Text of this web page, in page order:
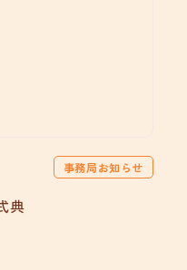
事務局お知らせ
典